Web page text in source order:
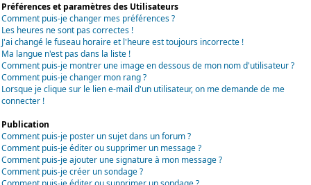
Préférences et paramètres des Utilisateurs
Comment puis-je changer mes préférences ?
Les heures ne sont pas correctes !
J'ai changé le fuseau horaire et l'heure est toujours incorrecte !
Ma langue n'est pas dans la liste !
Comment puis-je montrer une image en dessous de mon nom d'utilisateur ?
Comment puis-je changer mon rang ?
Lorsque je clique sur le lien e-mail d'un utilisateur, on me demande de me
connecter !
Publication
Comment puis-je poster un sujet dans un forum ?
Comment puis-je éditer ou supprimer un message ?
Comment puis-je ajouter une signature à mon message ?
Comment puis-je créer un sondage ?